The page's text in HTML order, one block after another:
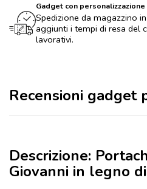
Gadget con personalizzazione
Spedizione da magazzino
aggiunti i tempi di resa del
lavorativi.
Recensioni gadget
Descrizione:
Giovanni in legno